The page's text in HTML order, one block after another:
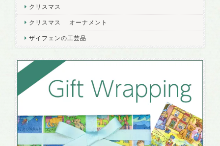
クリスマス
クリスマス オーナメント
ザイフェンの工芸品